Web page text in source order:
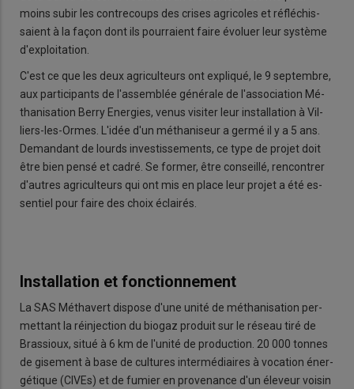
moins subir les contre­coups des crises agri­coles et ré­flé­chis­
saient à la façon dont ils pour­raient faire évo­luer leur sys­tème
d'ex­ploita­tion.
C'est ce que les deux agri­cul­teurs ont ex­pli­qué, le 9 sep­tembre,
aux par­ti­ci­pants de l'as­sem­blée gé­né­rale de l'asso­cia­tion Mé­
tha­ni­sa­tion Berry Ener­gies, venus vi­si­ter leur ins­tal­la­tion à Vil­
liers-les-Ormes. L'idée d'un mé­tha­ni­seur a germé il y a 5 ans.
De­man­dant de lourds in­ves­tis­se­ments, ce type de projet doit
être bien pensé et cadré. Se for­mer, être conseillé, ren­con­trer
d'autres agri­cul­teurs qui ont mis en place leur projet a été es­
sen­tiel pour faire des choix éclai­rés.
Installation et fonctionnement
La SAS Mé­tha­vert dis­pose d'une unité de mé­tha­ni­sa­tion per­
met­tant la ré­in­jec­tion du bio­gaz pro­duit sur le ré­seau tiré de
Bras­sioux, situé à 6 km de l'unité de pro­duc­tion. 20 000 tonnes
de gi­se­ment à base de cultures in­ter­mé­diaires à vo­ca­tion éner­
gé­tique (CIVEs) et de fu­mier en pro­ve­nance d'un éle­veur voi­sin